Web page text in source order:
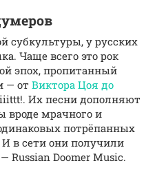
субкультуры, у русских
Чаще всего это рок
эпох, пропитанный
— от Виктора Цоя до
Их песни дополняют
вроде мрачного и
потрёпанных
в сети они получили
Russian Doomer Music.